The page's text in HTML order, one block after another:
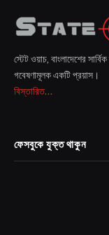
স্টেট ওয়াচ, বাংলাদেশের
গবেষণামূলক একটি প্রয়াস।
বিস্তারিত...
ফেসবুকে যুক্ত থাকুন